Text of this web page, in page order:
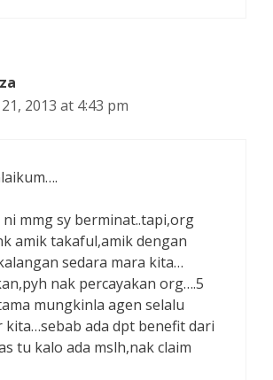
2013 at 4:43 pm
mmg sy berminat..tapi,org
amik takaful,amik dengan
sedara mara kita…
nak percayakan org….5
mungkinla agen selalu
kita…sebab ada dpt benefit dari
tu kalo ada mslh,nak claim